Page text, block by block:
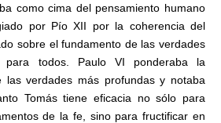
como cima del pensamiento humano
por Pío XII por la coherencia del
sobre el fundamento de las verdades
para todos. Paulo VI ponderaba la
las verdades más profundas y notaba
Tomás tiene eficacia no sólo para
de la fe, sino para fructificar en